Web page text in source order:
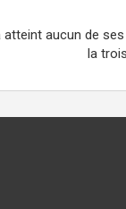
atteint aucun de
la